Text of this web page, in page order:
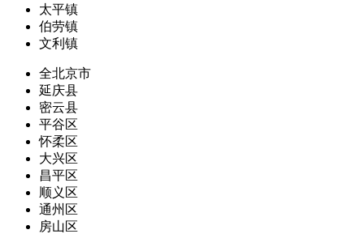
太平镇
伯劳镇
文利镇
全北京市
延庆县
密云县
平谷区
怀柔区
大兴区
昌平区
顺义区
通州区
房山区